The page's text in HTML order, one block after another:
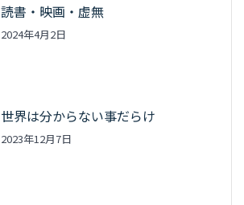
読書・映画・虚無
2024年4月2日
世界は分からない事だらけ
2023年12月7日